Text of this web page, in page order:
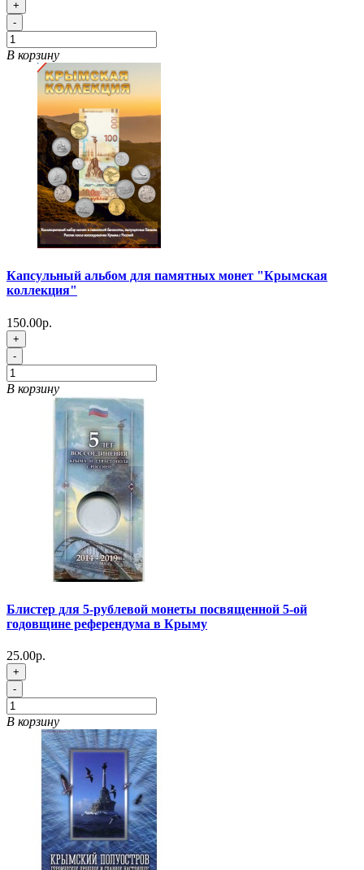
+
-
В корзину
Капсульный альбом для памятных монет "Крымская
коллекция"
150.00р.
+
-
В корзину
Блистер для 5-рублевой монеты посвященной 5-ой
годовщине референдума в Крыму
25.00р.
+
-
В корзину